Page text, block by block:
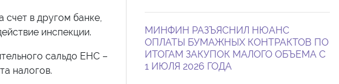
счет в другом банке,
инспекции.
сальдо ЕНС –
налогов.
МИНФИН РАЗЪЯСНИЛ НЮАНС
ОПЛАТЫ БУМАЖНЫХ КОНТРАКТОВ ПО
ИТОГАМ ЗАКУПОК МАЛОГО ОБЪЕМА С
1 ИЮЛЯ 2026 ГОДА